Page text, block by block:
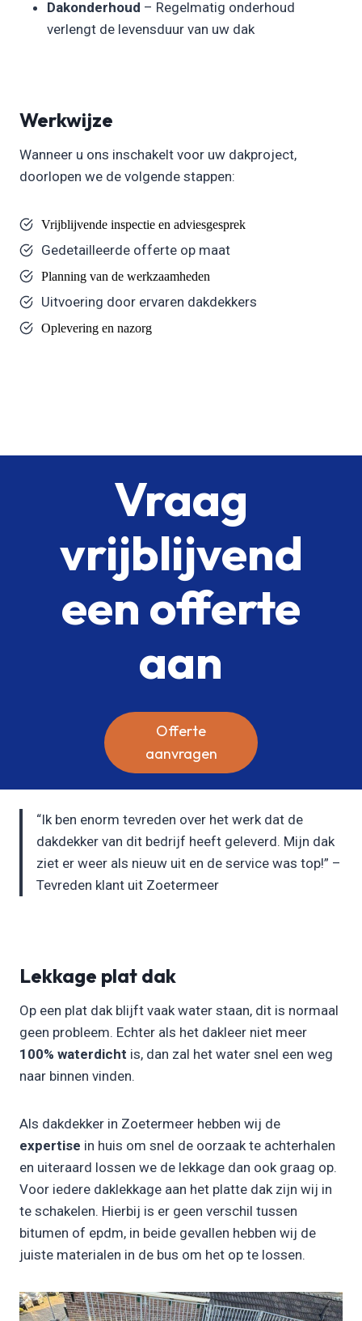
Dakonderhoud – Regelmatig onderhoud
verlengt de levensduur van uw dak
Werkwijze
Wanneer u ons inschakelt voor uw dakproject,
doorlopen we de volgende stappen:
Vrijblijvende inspectie en adviesgesprek
Gedetailleerde offerte op maat
Planning van de werkzaamheden
Uitvoering door ervaren dakdekkers
Oplevering en nazorg
Vraag
vrijblijvend
een offerte
aan
Offerte
aanvragen
“Ik ben enorm tevreden over het werk dat de
dakdekker van dit bedrijf heeft geleverd. Mijn dak
ziet er weer als nieuw uit en de service was top!” –
Tevreden klant uit Zoetermeer
Lekkage plat dak
Op een plat dak blijft vaak water staan, dit is normaal
geen probleem. Echter als het dakleer niet meer
100% waterdicht is, dan zal het water snel een weg
naar binnen vinden.
Als dakdekker in Zoetermeer hebben wij de
expertise in huis om snel de oorzaak te achterhalen
en uiteraard lossen we de lekkage dan ook graag op.
Voor iedere daklekkage aan het platte dak zijn wij in
te schakelen. Hierbij is er geen verschil tussen
bitumen of epdm, in beide gevallen hebben wij de
juiste materialen in de bus om het op te lossen.